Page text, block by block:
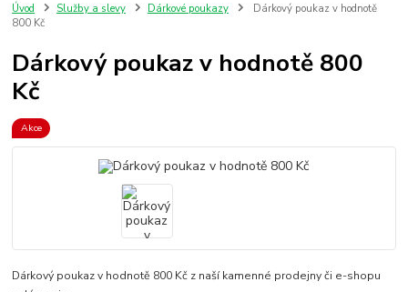
Úvod Služby a slevy Dárkové poukazy
Dárkový poukaz v hodnotě
800 Kč
Dárkový poukaz v hodnotě 800
Kč
Akce
Dárkový poukaz v hodnotě 800 Kč z naší kamenné prodejny či e-shopu